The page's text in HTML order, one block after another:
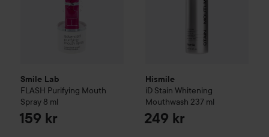
Smile Lab
FLASH Purifying Mouth
Spray 8 ml
159 kr
Hismile
iD Stain Whitening
Mouthwash 237 ml
249 kr